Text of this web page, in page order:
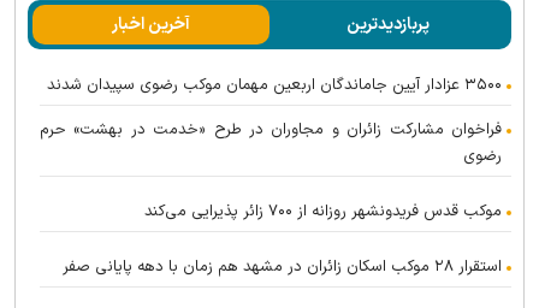
پربازدیدترین آخرین اخبار
۳۵۰۰ عزادار آیین جاماندگان اربعین مهمان موکب رضوی سپیدان شدند
فراخوان مشارکت زائران و مجاوران در طرح «خدمت در بهشت» حرم
رضوی
موکب قدس فریدونشهر روزانه از ۷۰۰ زائر پذیرایی می‌کند
استقرار ۲۸ موکب اسکان زائران در مشهد هم زمان با دهه پایانی صفر